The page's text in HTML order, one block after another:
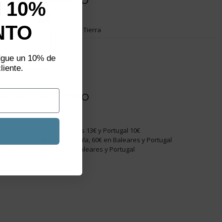
Tierra
de Envío
Península 5€, Baleares 13€ y Portugal 10€
a partir de 40€ en Península, 60€ en Baleares y Portugal
48h en Península, 48/72h Baleares y Portugal
not show again.
un
10%
un 10% de